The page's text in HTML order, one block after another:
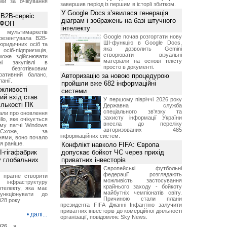
сервіс
ФОП
B2B-
осіб та
підприємців,
здійснювати
закупівлі в
баланс,
вхід став
ПК
про оновлення
яке очікується
патчі Windows
за
воно почало
раніше.
глобальних
прагне створити
яка має
до
року
• далі...
завершив період із першим в історії збитком.
У Google Docs з’явилася генерація
діаграм і зображень на базі штучного
інтелекту
Google почав розгортати нову
ШІ-функцію в Google Docs,
яка дозволить Gemini
створювати візуальні
матеріали на основі тексту
просто в документі.
Авторизацію за новою процедурою
пройшли вже 682 інформаційні
системи
У першому півріччі 2026 року
Державна служба
спеціального зв'язку та
захисту інформації України
внесла до переліку
авторизованих 485
інформаційних систем.
Конфлікт навколо FIFA: Європа
допускає бойкот ЧС через прихід
приватних інвесторів
Європейські футбольні
федерації розглядають
можливість застосування
крайнього заходу - бойкоту
майбутніх чемпіонатів світу.
Причиною стали плани
президента FIFA Джанні Інфантіно залучити
приватних інвесторів до комерційної діяльності
організації, повідомляє Sky News.